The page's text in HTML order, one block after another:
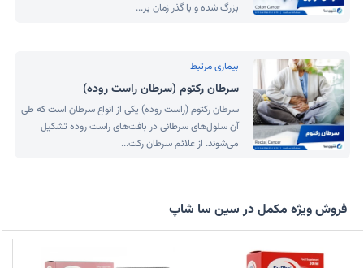
بزرگ شده و با گذر زمان بر...
بیماری مرتبط
سرطان رکتوم (سرطان راست روده)
سرطان رکتوم (راست روده) یکی از انواع سرطان است که طی
آن سلول‌های سرطانی در بافت‌های راست روده تشکیل
می‌شوند. از علائم سرطان رکت...
فروش ویژه مکمل در سین سا شاپ